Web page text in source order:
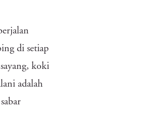
di setiap
koki
adalah